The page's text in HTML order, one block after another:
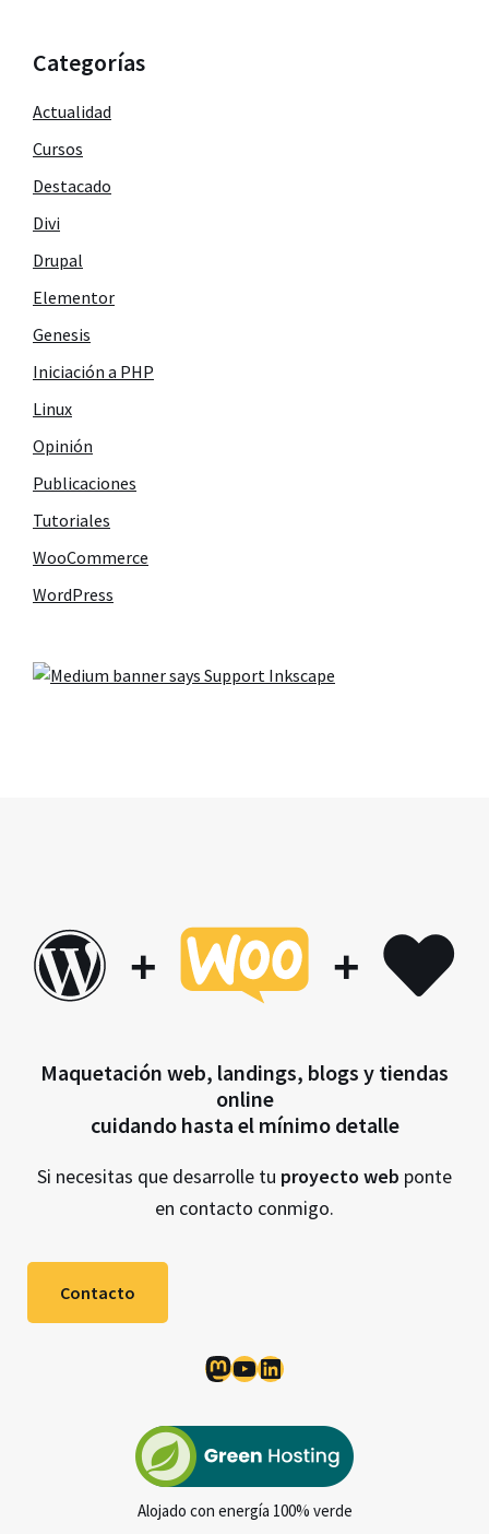
Categorías
Actualidad
Cursos
Destacado
Divi
Drupal
Elementor
Genesis
Iniciación a PHP
Linux
Opinión
Publicaciones
Tutoriales
WooCommerce
WordPress
+ +
Maquetación web, landings, blogs y tiendas
online
cuidando hasta el mínimo detalle
Si necesitas que desarrolle tu proyecto web ponte
en contacto conmigo.
Contacto
Mastodon
YouTube
LinkedIn
Alojado con energía 100% verde